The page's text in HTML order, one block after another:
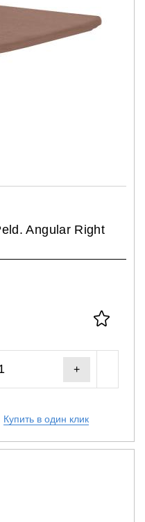
Angular Right
+
Купить в один клик